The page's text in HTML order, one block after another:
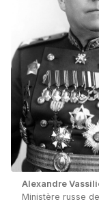
Alexandre
Ministère russe